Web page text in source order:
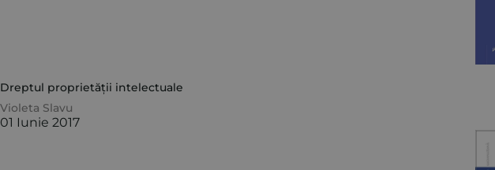
Dreptul proprietății intelectuale
Violeta Slavu
01 Iunie 2017